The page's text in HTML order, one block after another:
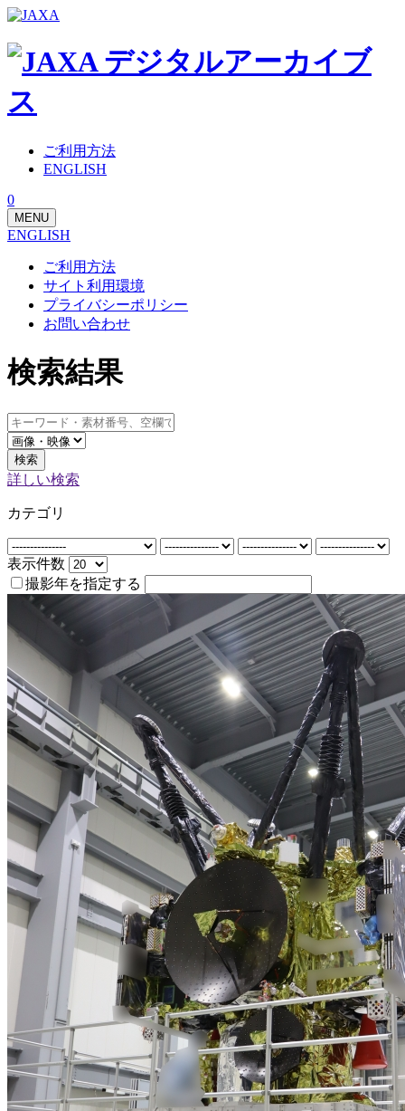
ご利用方法
ENGLISH
0
MENU
ENGLISH
ご利用方法
サイト利用環境
プライバシーポリシー
お問い合わせ
検索結果
検索
詳しい検索
カテゴリ
表示件数
撮影年を指定する